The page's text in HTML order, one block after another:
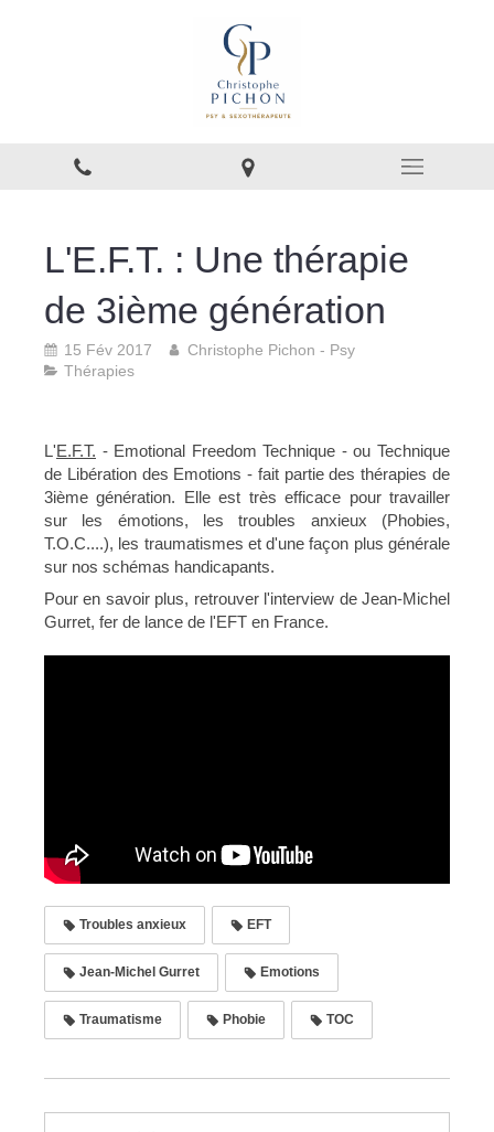
L'E.F.T. : Une thérapie
de 3ième génération
15 Fév 2017
Christophe Pichon - Psy
Thérapies
L'E.F.T. - Emotional Freedom Technique - ou Technique
de Libération des Emotions - fait partie des thérapies de
3ième génération. Elle est très efficace pour travailler
sur les émotions, les troubles anxieux (Phobies,
T.O.C....), les traumatismes et d'une façon plus générale
sur nos schémas handicapants.
Pour en savoir plus, retrouver l'interview de Jean-Michel
Gurret, fer de lance de l'EFT en France.
Troubles anxieux EFT
Jean-Michel Gurret Emotions
Traumatisme Phobie TOC